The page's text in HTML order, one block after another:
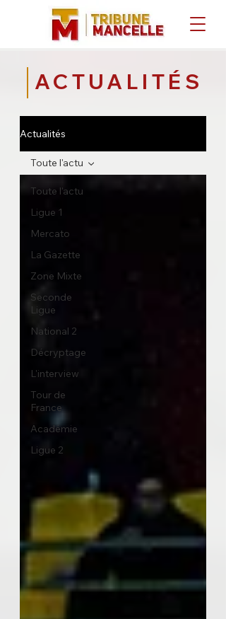
ACTUALITÉS
Actualités
Toute l'actu
Ligue 1
Mercato
La Gazette
Zone Mixte
Seconde
Ligue
National 2
Décryptage
L'interview
Tour de
France
Académie
Ligue 2
Toute l'actu